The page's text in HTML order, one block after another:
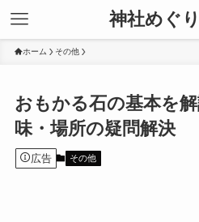
神社めぐ
ホーム その他
おもかる石の基本を
味・場所の疑問解決
広告 その他